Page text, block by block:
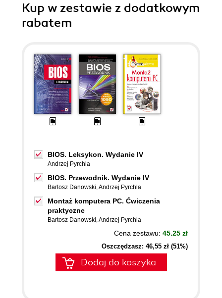
Kup w zestawie z dodatkowym
rabatem
BIOS. Leksykon. Wydanie IV
Andrzej Pyrchla
BIOS. Przewodnik. Wydanie IV
Bartosz Danowski,Andrzej Pyrchla
Montaż komputera PC. Ćwiczenia
praktyczne
Bartosz Danowski,Andrzej Pyrchla
Cena zestawu: 45.25 zł
Oszczędzasz: 46,55 zł (51%)
Dodaj do koszyka